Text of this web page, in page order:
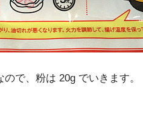
で、粉は 20g でいきます。